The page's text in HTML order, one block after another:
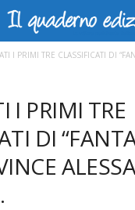
I PRIMI TRE CLASSIFICATI DI
I PRIMI TRE
DI